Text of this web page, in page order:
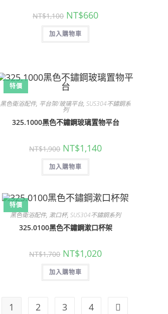
NT$1,100 原
始
價
格：
NT$1,100。
NT$660目
加入購物車
特價
黑色衛浴配件, 平台架/玻璃平台,SUS304不鏽鋼系
列
325.1000黑色不鏽鋼玻璃置物平台
NT$1,900 原
始
價
格：
NT$1,900。
NT$1,140目
加入購物車
特價
黑色衛浴配件, 漱口杯,SUS304不鏽鋼系列
325.0100黑色不鏽鋼漱口杯架
NT$1,700 原
始
價
格：
NT$1,700。
NT$1,020目
加入購物車
1 2 3 4